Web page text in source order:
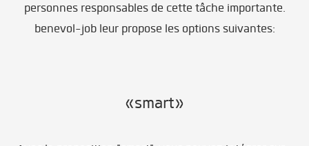
personnes responsables de cette tâche importante.
benevol-job leur propose les options suivantes:
«smart»